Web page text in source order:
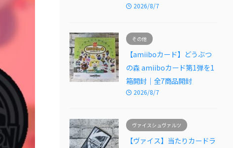
2026/8/7
その他
【amiiboカード】どうぶつ
の森 amiiboカード第1弾を1
箱開封｜全7商品開封
2026/8/7
ヴァイスシュヴァルツ
【ヴァイス】当たりカードラ